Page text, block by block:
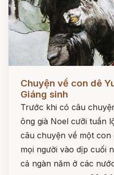
Chuyện về con dê
Giáng sinh
Trước khi có câu
ông già Noel cưỡi tuần
câu chuyện về một con
mọi người vào dịp cuối
cả ngàn năm ở các